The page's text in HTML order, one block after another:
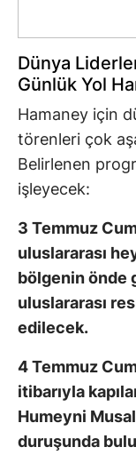
Dünya
Günlük Yol
Hamaney için
törenleri çok
Belirlenen
işleyecek:
3 Temmuz
uluslararası
bölgenin önde
uluslararası
edilecek.
4 Temmuz
itibarıyla
Humeyni
duruşunda